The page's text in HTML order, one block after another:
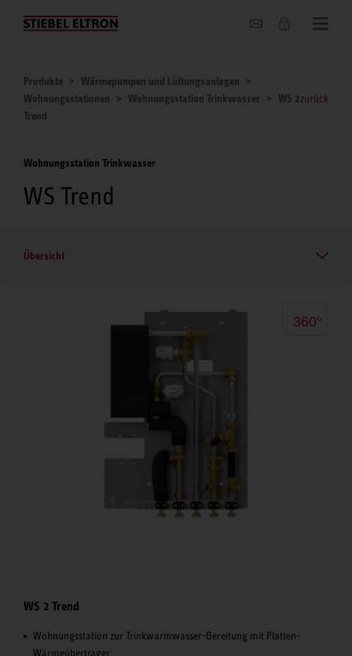
Unternehmen
Produkte
Wärmepumpen und Lüftungsanlagen
Wohnungsstationen
Wohnungsstation Trinkwasser
WS 2
Trend
zurück
Wohnungsstation Trinkwasser
WS Trend
Übersicht
360°
WS 2 Trend
Wohnungsstation zur Trinkwarmwasser-Bereitung mit Platten-
Wärmeübertrager